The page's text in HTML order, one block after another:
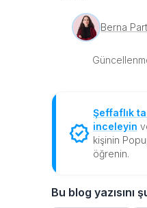
Berna
Şeffaflık
inceleyin
kişinin
öğrenin.
Bu blog yazısını